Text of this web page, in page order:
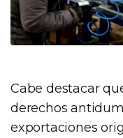
Cabe destacar
derechos
exportaciones